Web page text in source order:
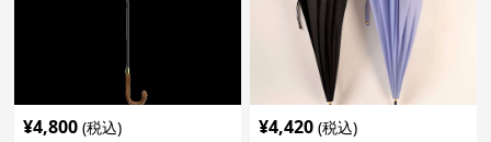
¥4,800 (税込) ¥4,420 (税込)